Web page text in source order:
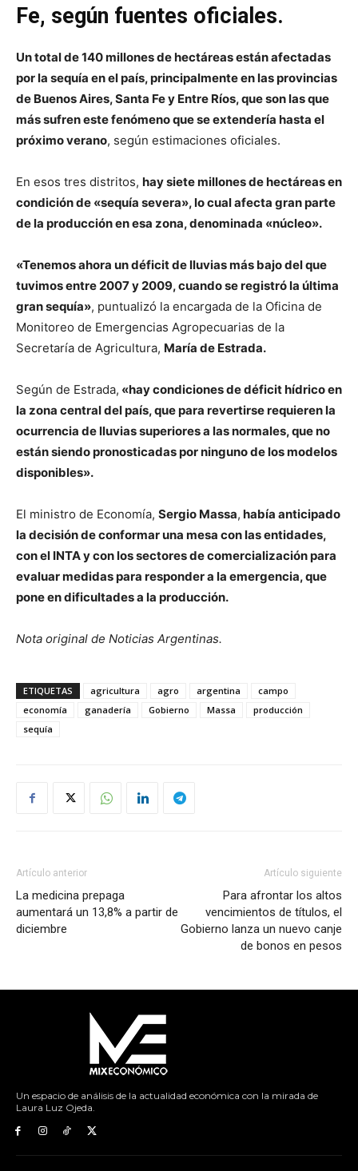
Fe, según fuentes oficiales.
Un total de 140 millones de hectáreas están afectadas
por la sequía en el país, principalmente en las provincias
de Buenos Aires, Santa Fe y Entre Ríos, que son las que
más sufren este fenómeno que se extendería hasta el
próximo verano, según estimaciones oficiales.
En esos tres distritos, hay siete millones de hectáreas en
condición de «sequía severa», lo cual afecta gran parte
de la producción en esa zona, denominada «núcleo».
«Tenemos ahora un déficit de lluvias más bajo del que
tuvimos entre 2007 y 2009, cuando se registró la última
gran sequía», puntualizó la encargada de la Oficina de
Monitoreo de Emergencias Agropecuarias de la
Secretaría de Agricultura, María de Estrada.
Según de Estrada, «hay condiciones de déficit hídrico en
la zona central del país, que para revertirse requieren la
ocurrencia de lluvias superiores a las normales, que no
están siendo pronosticadas por ninguno de los modelos
disponibles».
El ministro de Economía, Sergio Massa, había anticipado
la decisión de conformar una mesa con las entidades,
con el INTA y con los sectores de comercialización para
evaluar medidas para responder a la emergencia, que
pone en dificultades a la producción.
Nota original de Noticias Argentinas.
ETIQUETAS agricultura agro argentina
campo
economía
ganadería Gobierno Massa
producción
sequía
Artículo anterior
La medicina prepaga
aumentará un 13,8% a partir de
diciembre
Artículo siguiente
Para afrontar los altos
vencimientos de títulos, el
Gobierno lanza un nuevo canje
de bonos en pesos
Un espacio de análisis de la actualidad económica con la mirada de
Laura Luz Ojeda.